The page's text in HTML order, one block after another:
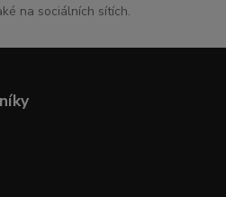
na sociálních sítích.